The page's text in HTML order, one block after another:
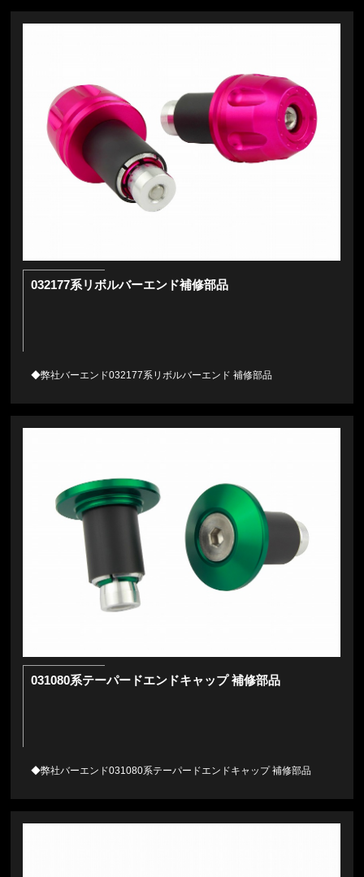
032177系リボルバーエンド補修部品
◆弊社バーエンド032177系リボルバーエンド 補修部品
031080系テーパードエンドキャップ 補修部品
◆弊社バーエンド031080系テーパードエンドキャップ 補修部品